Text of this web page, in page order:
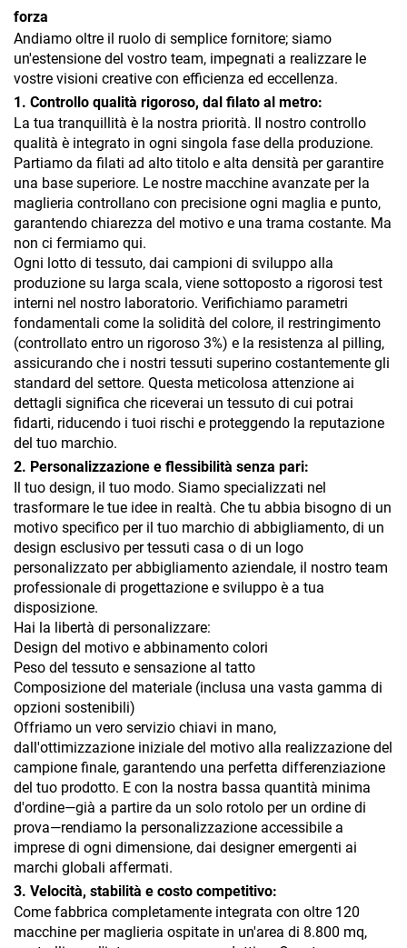
forza
Andiamo oltre il ruolo di semplice fornitore; siamo
un'estensione del vostro team, impegnati a realizzare le
vostre visioni creative con efficienza ed eccellenza.
1. Controllo qualità rigoroso, dal filato al metro:
La tua tranquillità è la nostra priorità. Il nostro controllo
qualità è integrato in ogni singola fase della produzione.
Partiamo da filati ad alto titolo e alta densità per garantire
una base superiore. Le nostre macchine avanzate per la
maglieria controllano con precisione ogni maglia e punto,
garantendo chiarezza del motivo e una trama costante. Ma
non ci fermiamo qui.
Ogni lotto di tessuto, dai campioni di sviluppo alla
produzione su larga scala, viene sottoposto a rigorosi test
interni nel nostro laboratorio. Verifichiamo parametri
fondamentali come la solidità del colore, il restringimento
(controllato entro un rigoroso 3%) e la resistenza al pilling,
assicurando che i nostri tessuti superino costantemente gli
standard del settore. Questa meticolosa attenzione ai
dettagli significa che riceverai un tessuto di cui potrai
fidarti, riducendo i tuoi rischi e proteggendo la reputazione
del tuo marchio.
2. Personalizzazione e flessibilità senza pari:
Il tuo design, il tuo modo. Siamo specializzati nel
trasformare le tue idee in realtà. Che tu abbia bisogno di un
motivo specifico per il tuo marchio di abbigliamento, di un
design esclusivo per tessuti casa o di un logo
personalizzato per abbigliamento aziendale, il nostro team
professionale di progettazione e sviluppo è a tua
disposizione.
Hai la libertà di personalizzare:
Design del motivo e abbinamento colori
Peso del tessuto e sensazione al tatto
Composizione del materiale (inclusa una vasta gamma di
opzioni sostenibili)
Offriamo un vero servizio chiavi in mano,
dall'ottimizzazione iniziale del motivo alla realizzazione del
campione finale, garantendo una perfetta differenziazione
del tuo prodotto. E con la nostra bassa quantità minima
d'ordine—già a partire da un solo rotolo per un ordine di
prova—rendiamo la personalizzazione accessibile a
imprese di ogni dimensione, dai designer emergenti ai
marchi globali affermati.
3. Velocità, stabilità e costo competitivo:
Come fabbrica completamente integrata con oltre 120
macchine per maglieria ospitate in un'area di 8.800 mq,